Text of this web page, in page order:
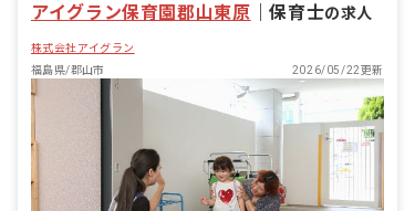
アイグラン保育園郡山東原 ｜保育士の求人
株式会社アイグラン
福島県/郡山市
2026/05/22更新